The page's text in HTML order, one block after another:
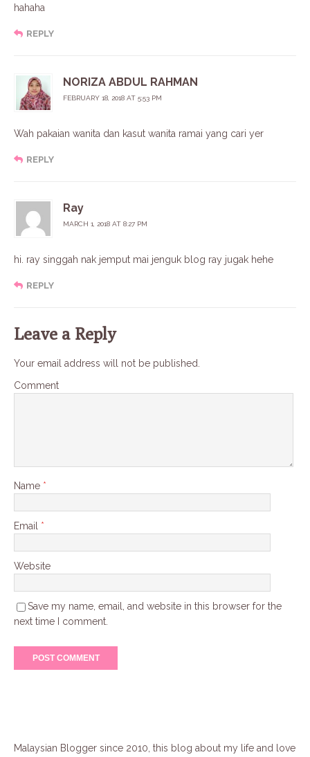
hahaha
REPLY
NORIZA ABDUL RAHMAN
FEBRUARY 18, 2018 AT 5:53 PM
Wah pakaian wanita dan kasut wanita ramai yang cari yer
REPLY
Ray
MARCH 1, 2018 AT 8:27 PM
hi. ray singgah nak jemput mai jenguk blog ray jugak hehe
REPLY
Leave a Reply
Your email address will not be published.
Comment
Name *
Email *
Website
Save my name, email, and website in this browser for the
next time I comment.
Malaysian Blogger since 2010, this blog about my life and love